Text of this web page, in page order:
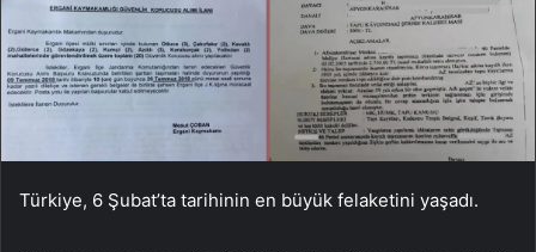
Türkiye, 6 Şubat’ta tarihinin en büyük felaketini yaşadı.